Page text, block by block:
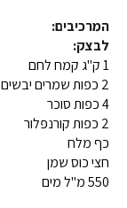
המרכיבים:
לבצק:
1 ק"ג קמח לחם
2 כפות שמרים יבשים
4 כפות סוכר
2 כפות קורנפלור
כף מלח
חצי כוס שמן
550 מ"ל מים